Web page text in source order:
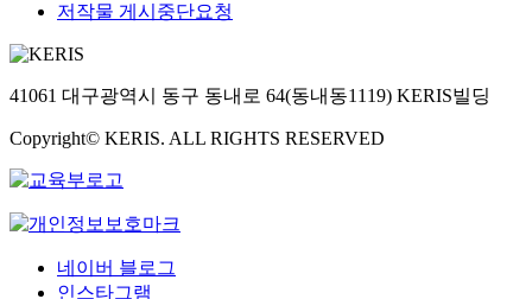
저작물 게시중단요청
41061 대구광역시 동구 동내로 64(동내동1119) KERIS빌딩
Copyright© KERIS. ALL RIGHTS RESERVED
네이버 블로그
인스타그램